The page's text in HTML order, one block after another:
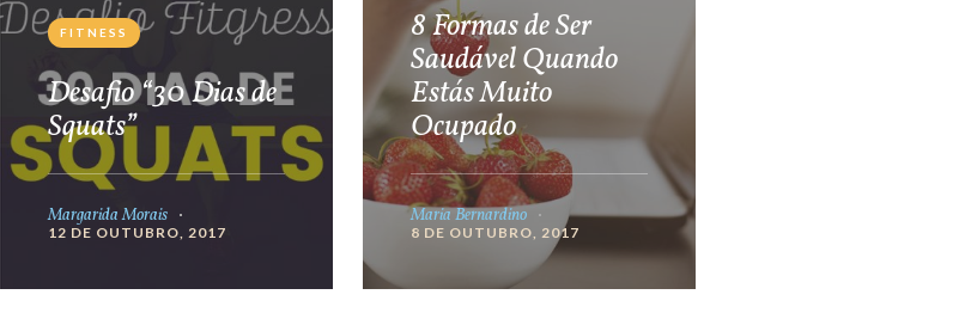
FITNESS
Desafio “30 Dias de
Squats”
Margarida Morais
12 DE OUTUBRO, 2017
8 Formas de Ser
Saudável Quando
Estás Muito
Ocupado
Maria Bernardino
8 DE OUTUBRO, 2017